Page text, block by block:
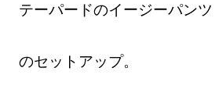
テーパードのイージーパンツ
のセットアップ。